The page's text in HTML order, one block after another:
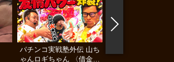
パチンコ実戦塾外伝 山ち
ゃんロギちゃん 〈借金返